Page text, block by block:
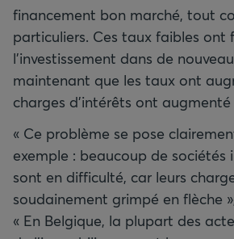
financement bon marché, tout
particuliers. Ces taux faibles ont
l’investissement dans de
maintenant que les taux ont
charges d’intérêts ont augmenté
« Ce problème se pose
exemple : beaucoup de sociétés
sont en difficulté, car leurs
soudainement grimpé en flèche
« En Belgique, la plupart des